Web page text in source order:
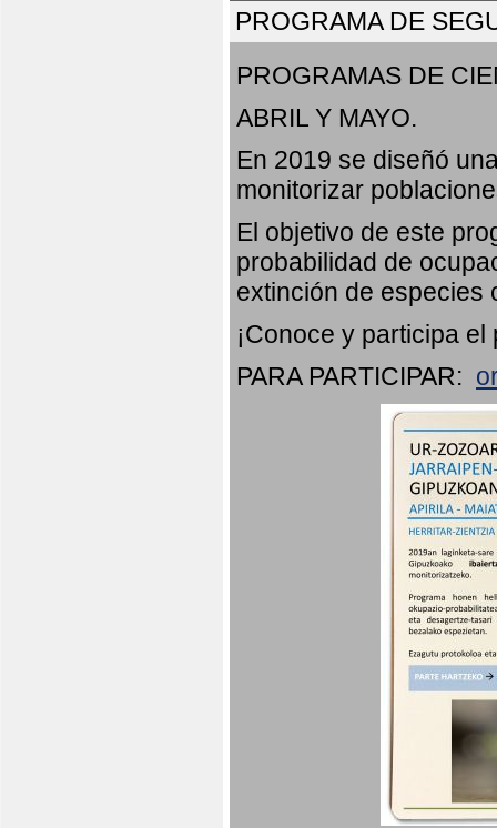
PROGRAMA DE
PROGRAMAS DE
ABRIL Y MAYO.
En 2019 se diseñó
monitorizar
El objetivo de este
probabilidad de
extinción de especies
¡Conoce y participa
PARA PARTICIPAR: